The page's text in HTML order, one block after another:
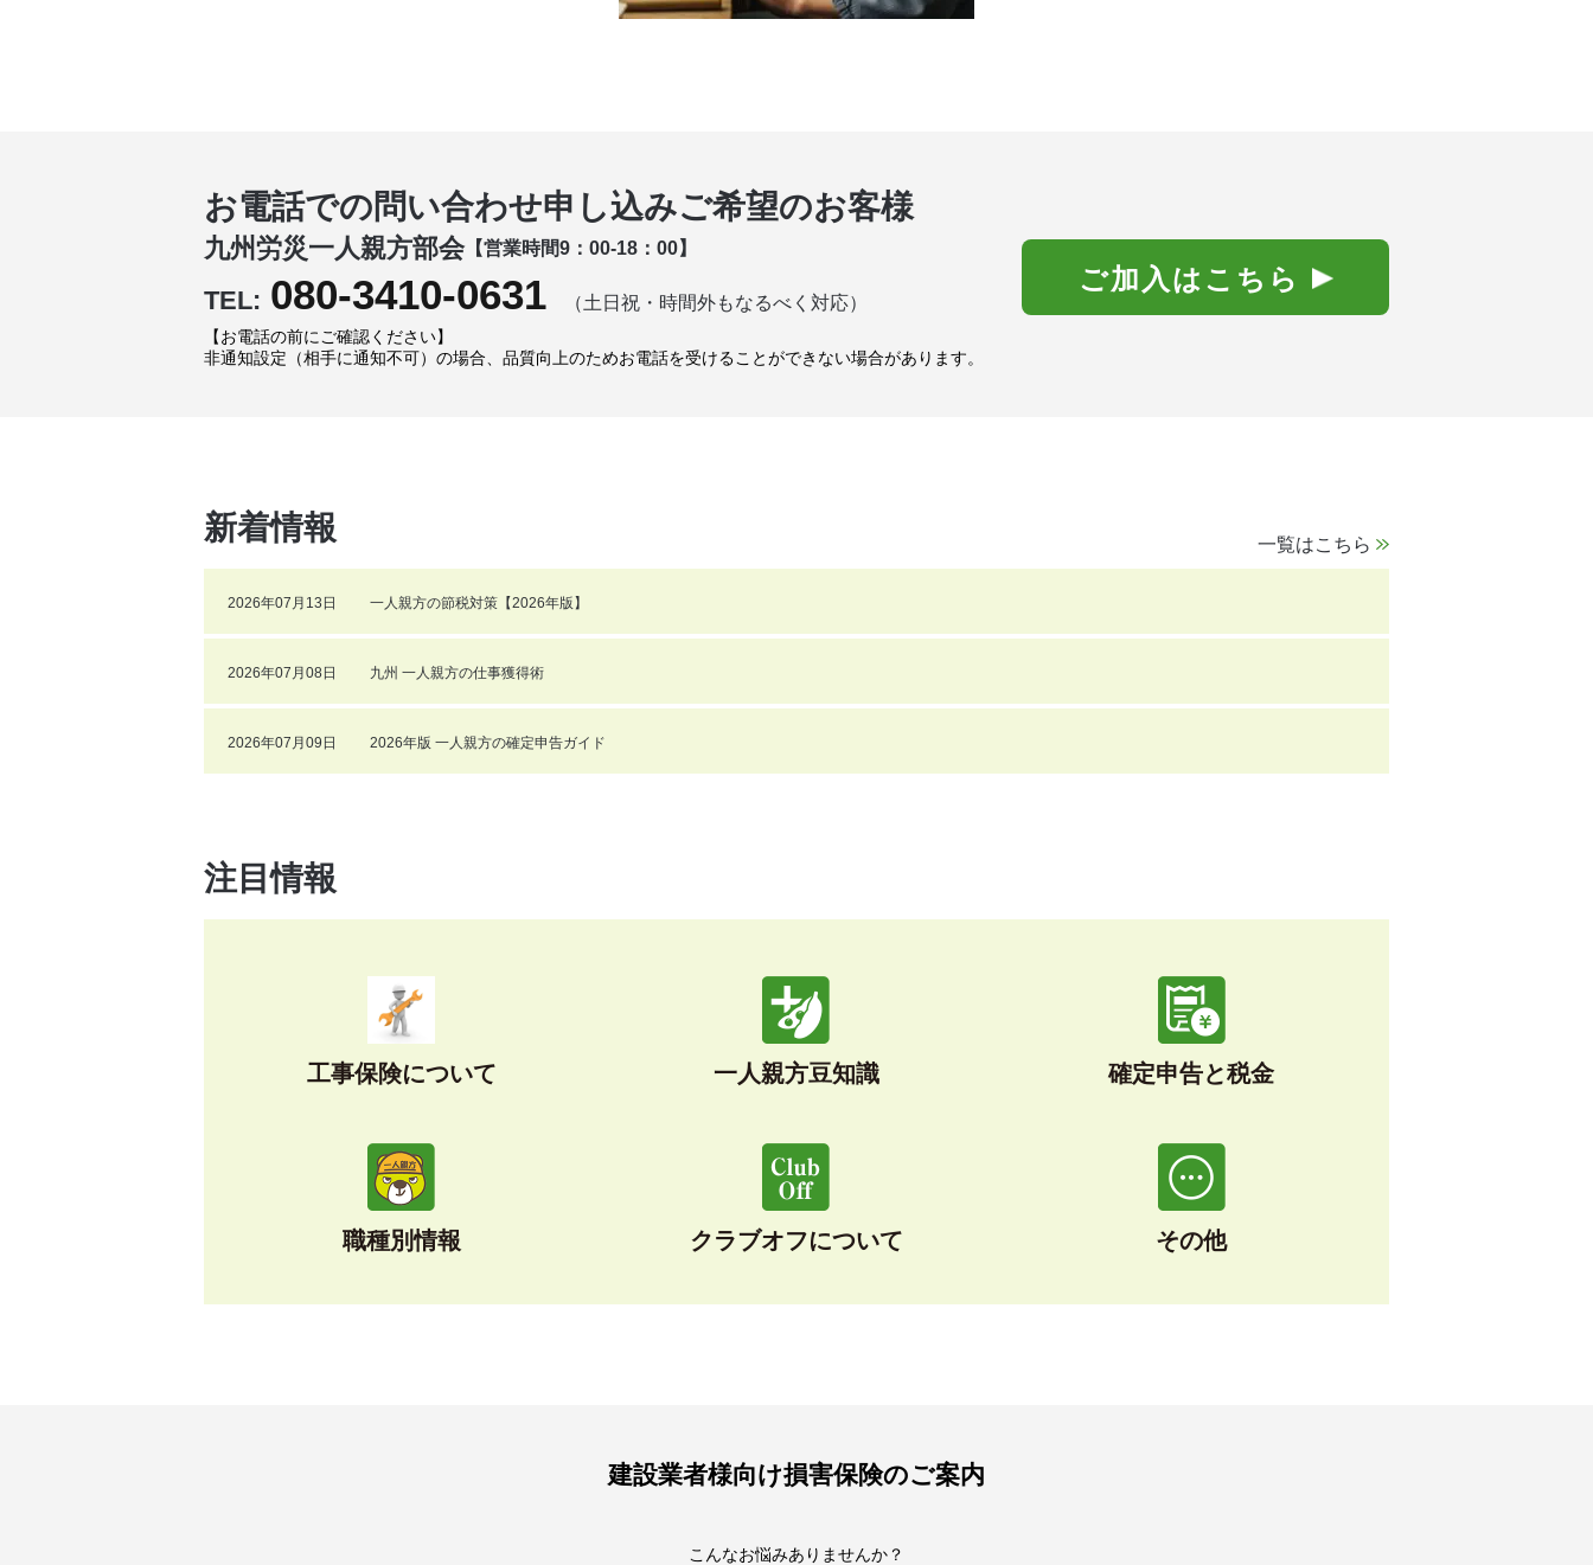
お電話での問い合わせ申し込みご希望のお客様
九州労災一人親方部会【営業時間9：00-18：00】
TEL: 080-3410-0631 （土日祝・時間外もなるべく対応）
【お電話の前にご確認ください】
非通知設定（相手に通知不可）の場合、品質向上のためお電話を受けることができない場合があります。
ご加入はこちら
新着情報
2026年07月13日 一人親方の節税対策【2026年版】
2026年07月08日 九州 一人親方の仕事獲得術
2026年07月09日 2026年版 一人親方の確定申告ガイド
一覧はこちら
注目情報
工事保険について 一人親方豆知識 確定申告と税金
職種別情報 クラブオフについて その他
建設業者様向け損害保険のご案内
こんなお悩みありませんか？